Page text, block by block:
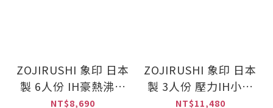
ZOJIRUSHI 象印 日本
製 6人份 IH豪熱沸騰
微電腦電子鍋(NW-
NT$8,690
ZOJIRUSHI 象印 日本
製 3人份 壓力IH小容
量電子鍋(NP-RMF05)
NT$11,480